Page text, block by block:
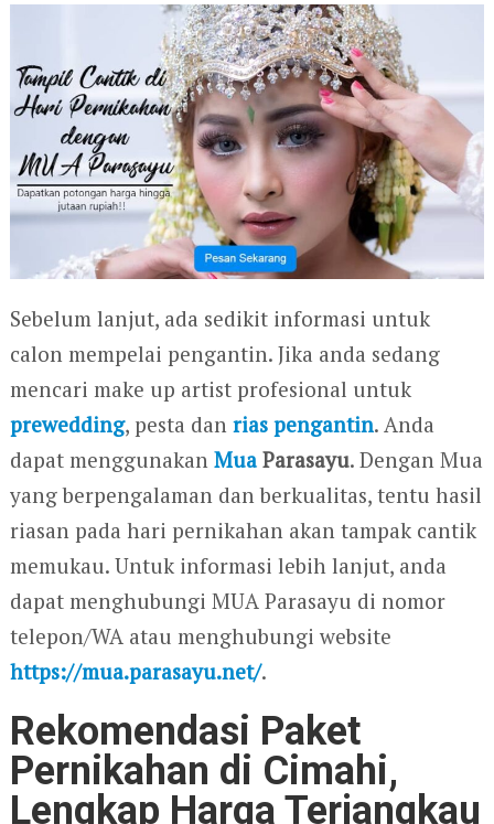
Sebelum lanjut, ada sedikit informasi untuk
calon mempelai pengantin. Jika anda sedang
mencari make up artist profesional untuk
prewedding, pesta dan rias pengantin. Anda
dapat menggunakan MuaParasayu. Dengan Mua
yang berpengalaman dan berkualitas, tentu hasil
riasan pada hari pernikahan akan tampak cantik
memukau. Untuk informasi lebih lanjut, anda
dapat menghubungi MUA Parasayu di nomor
telepon/WA atau menghubungi website
https://mua.parasayu.net/.
Rekomendasi Paket
Pernikahan di Cimahi,
Lengkap Harga Terjangkau